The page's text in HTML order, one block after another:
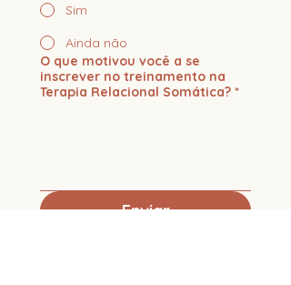
Sim
Ainda não
O que motivou você a se
inscrever no treinamento na
Terapia Relacional Somática? *
Enviar